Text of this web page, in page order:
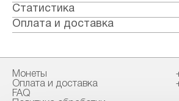
в центре — рельефное
Государственного герба
Федерации, над ним вдоль
обрамленная с обеих сторон
ромбами, внизу под гербом:
обозначения драгоценного
Металл: Золото
Страна: Россия
Годы выпуска: 2018-2023
Номинал: 50
Проба: 999
Статистика
Оплата и доставка
Наличными в офисе
Монеты
Оплата и доставка
FAQ